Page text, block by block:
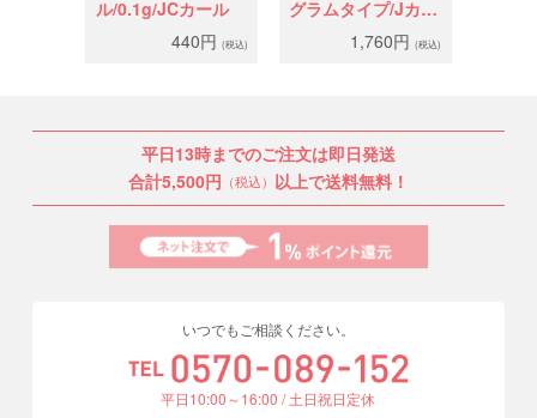
ル/0.1g/JCカール
440円 (税込)
グラムタイプ/Jカー
ル太さ0.15mm
1,760円(税込)
平日13時までのご注文は即日発送
合計5,500円 （税込） 以上で送料無料！
いつでもご相談ください。
平日10:00～16:00 / 土日祝日定休